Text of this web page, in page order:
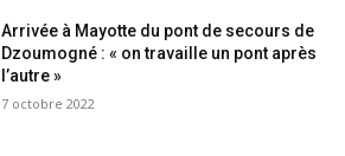
Arrivée à Mayotte du pont de secours de
Dzoumogné : « on travaille un pont après
l’autre »
7 octobre 2022